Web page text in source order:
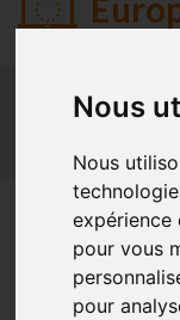
Nous
Nous
expérience
pour vous
pour
Economie
Mon Parc Num